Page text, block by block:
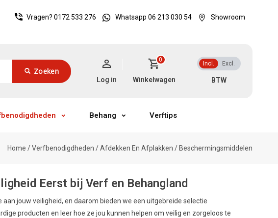
Vragen? 0172 533 276 Whatsapp 06 213 030 54 Showroom
Zoeken
Incl. Excl.
0
Winkelwagen
Log in
Behang Verftips
Home /Verfbenodigdheden /Afdekken En Afplakken / Beschermingsmiddelen
Eerst bij Verf en Behangland
jouw veiligheid, en daarom bieden we een uitgebreide selectie
producten en leer hoe ze jou kunnen helpen om veilig en zorgeloos te